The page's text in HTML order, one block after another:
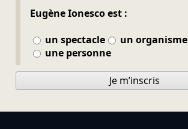
Eugène Ionesco est :
un spectacle
un organisme
une personne
Je m’inscris